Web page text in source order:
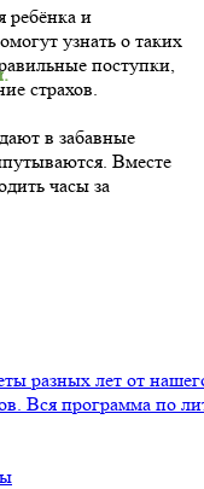
разных лет от
Вся программа по
ребёнка и
узнать о таких
поступки,
страхов.
в забавные
Вместе
часы за